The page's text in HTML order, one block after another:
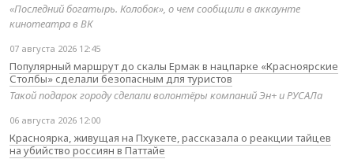
«Последний богатырь. Колобок», о чем сообщили в аккаунте
кинотеатра в ВК
07 августа 2026 12:45
Популярный маршрут до скалы Ермак в нацпарке «Красноярские
Столбы» сделали безопасным для туристов
Такой подарок городу сделали волонтёры компаний Эн+ и РУСАЛа
06 августа 2026 12:00
Красноярка, живущая на Пхукете, рассказала о реакции тайцев
на убийство россиян в Паттайе